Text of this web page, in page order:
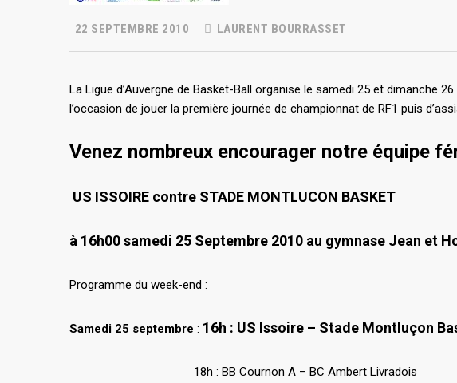
22 SEPTEMBRE 2010 LAURENT BOURRASSET
La Ligue d’Auvergne de Basket-Ball organise le samedi 25 et dimanche
l’occasion de jouer la première journée de championnat de RF1 puis
Venez nombreux encourager notre équipe
US ISSOIRE contre STADE MONTLUCON BASKET
à 16h00 samedi 25 Septembre 2010 au gymnase Jean et
Programme du week-end :
Samedi 25 septembre : 16h : US Issoire – Stade Montluçon
18h : BB Cournon A – BC Ambert Livradois